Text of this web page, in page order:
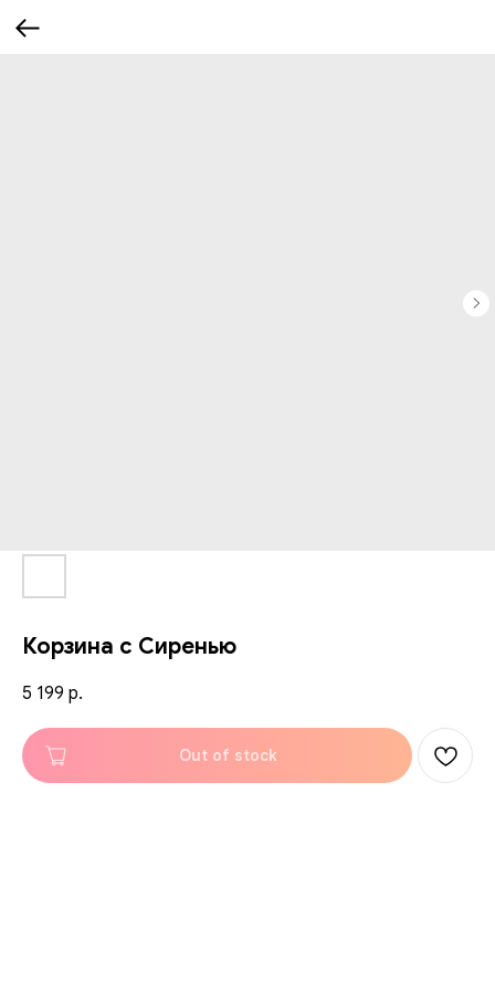
Корзина с Сиренью
5 199 р.
Out of stock